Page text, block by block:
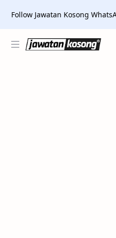
Follow Jawatan Kosong